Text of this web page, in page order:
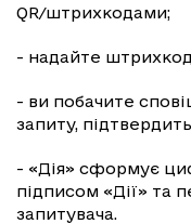
QR/штрихкодами;
- надайте
- ви побачите
запиту,
- «Дія» сформує
підписом «Дії» та
запитувача.